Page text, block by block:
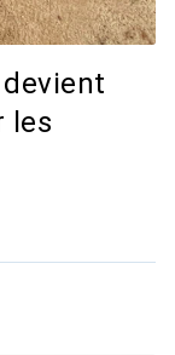
les